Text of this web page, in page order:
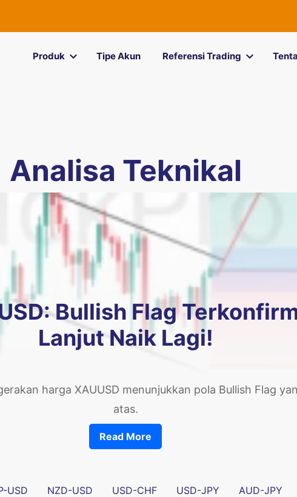
Produk Tipe Akun Referensi Trading
Analisa Teknikal
Bullish Flag
Lanjut Naik Lagi!
harga XAUUSD menunjukkan pola Bullish Flag
atas.
Read More
USD NZD-USD USD-CHF USD-JPY AUD-JPY